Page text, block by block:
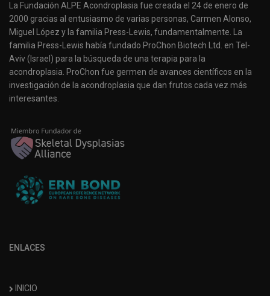
La Fundación ALPE Acondroplasia fue creada el 24 de enero de
2000 gracias al entusiasmo de varias personas, Carmen Alonso,
Miguel López y la familia Press-Lewis, fundamentalmente. La
familia Press-Lewis había fundado ProChon Biotech Ltd. en Tel-
Aviv (Israel) para la búsqueda de una terapia para la
acondroplasia. ProChon fue germen de avances científicos en la
investigación de la acondroplasia que dan frutos cada vez más
interesantes.
ENLACES
INICIO